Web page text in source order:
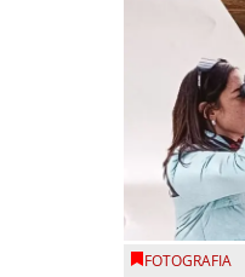
FOTOGRAFIA